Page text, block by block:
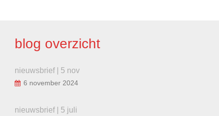
blog overzicht
nieuwsbrief | 5 nov
6 november 2024
nieuwsbrief | 5 juli